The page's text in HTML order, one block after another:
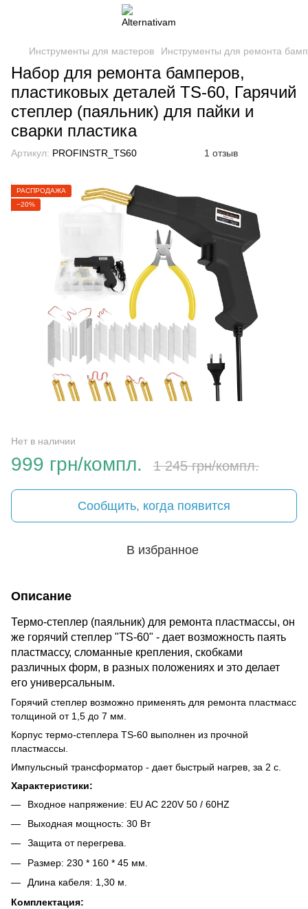
Инструменты для мастеров Инструменты для ремонта
Набор для ремонта бамперов,
пластиковых деталей TS-60, Гарячий
степлер (паяльник) для пайки и
сварки пластика
Артикул: PROFINSTR_TS60 1 отзыв
РАСПРОДАЖА
−20%
Нет в наличии
999 грн/компл. 1 245 грн/компл.
Сообщить, когда появится
В избранное
Описание
Термо-степлер (паяльник) для ремонта пластмассы, он
же горячий степлер "TS-60" - дает возможность паять
пластмассу, сломанные крепления, скобками
различных форм, в разных положениях и это делает
его универсальным.
Горячий степлер возможно применять для ремонта пластмасс
толщиной от 1,5 до 7 мм.
Корпус термо-степлера TS-60 выполнен из прочной
пластмассы.
Импульсный трансформатор - дает быстрый нагрев, за 2 с.
Характеристики:
Входное напряжение: EU AC 220V 50 / 60HZ
Выходная мощность: 30 Вт
Защита от перегрева.
Размер: 230 * 160 * 45 мм.
Длина кабеля: 1,30 м.
Комплектация: